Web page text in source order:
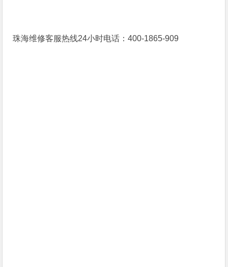
珠海维修客服热线24小时电话：400-1865-909